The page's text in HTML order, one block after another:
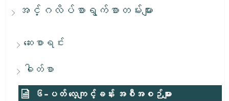
အင်္ဂလိပ်စာရွက်စာတမ်းများ
ဆေးစာရင်း
ဓါတ်စာ
၆-ပတ် လေ့ကျင့်ခန်း အစီအစဉ်များ